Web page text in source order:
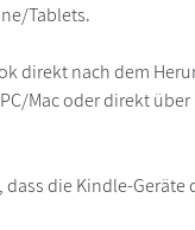
Tablets.
direkt nach dem
PC/Mac oder direkt
dass die Kindle-